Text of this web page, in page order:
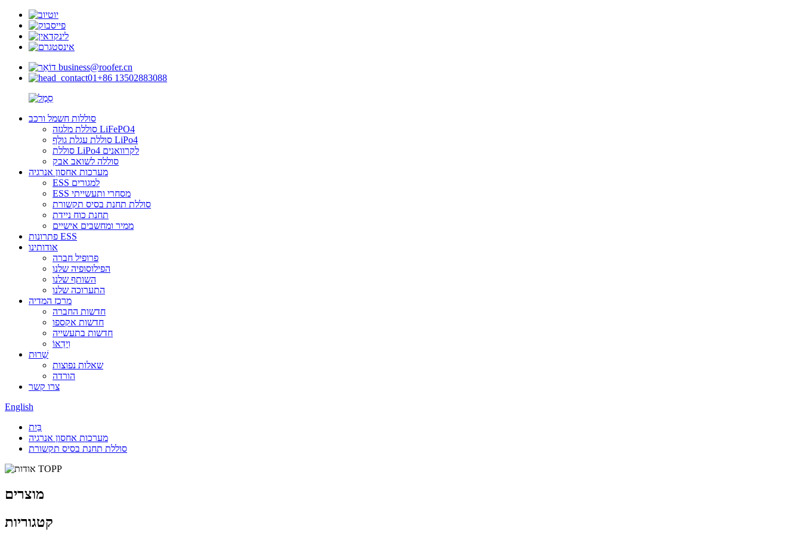
business@roofer.cn
+86 13502883088
סוללות חשמל ורכב
סוללת מלגזה LiFePO4
סוללת עגלת גולף LiPo4
סוללת LiPo4 לקרוואנים
סוללה לשואב אבק
מערכות אחסון אנרגיה
ESS למגורים
ESS מסחרי ותעשייתי
סוללת תחנת בסיס תקשורת
תחנת כוח ניידת
ממיר ומחשבים אישיים
פתרונות ESS
אודותינו
פרופיל חברה
הפילוסופיה שלנו
השותף שלנו
התערוכה שלנו
מרכז המדיה
חדשות החברה
חדשות אקספו
חדשות בתעשייה
וִידֵאוֹ
שֵׁרוּת
שאלות נפוצות
הורדה
צרו קשר
English
בַּיִת
מערכות אחסון אנרגיה
סוללת תחנת בסיס תקשורת
מוצרים
קטגוריות